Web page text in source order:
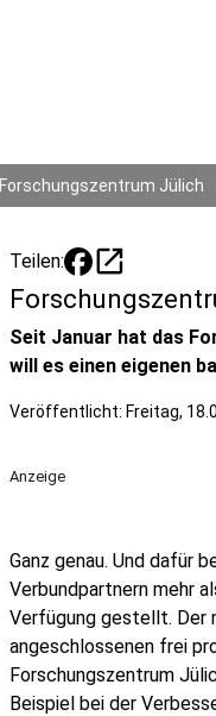
Forschungszentrum Jülich
Teilen: open_in_new
Seit Januar hat das
will es einen eigenen
Veröffentlicht: Freitag,
Anzeige
Ganz genau. Und dafür
Verbundpartnern mehr
Verfügung gestellt. Der
angeschlossenen frei
Forschungszentrum
Beispiel bei der